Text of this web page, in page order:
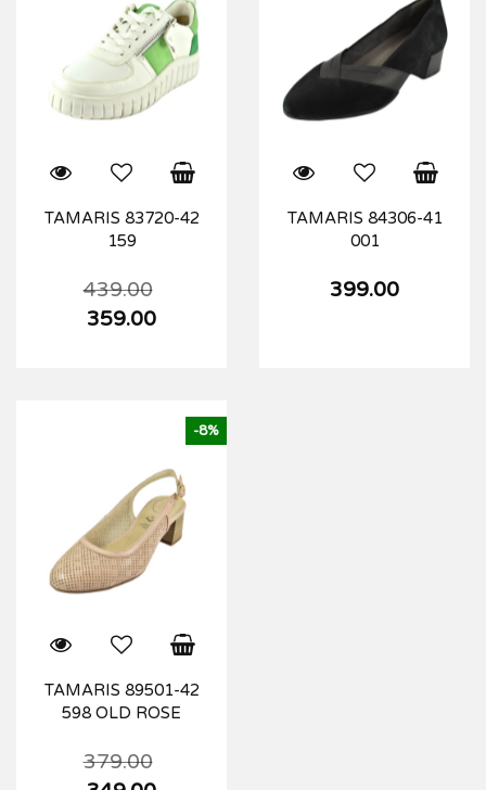
TAMARIS 83720-42
159
439.00
359.00
TAMARIS 84306-41
001
399.00
TAMARIS 89501-42
598 OLD ROSE
379.00
-8%